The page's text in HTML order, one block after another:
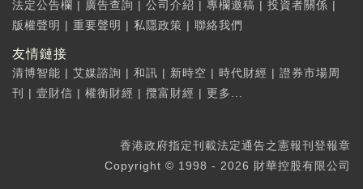
法定公告欄 | 廣告查詢 | 公司介紹 | 專欄邀稿 | 投資者關係 |
版權聲明 | 重要聲明 | 私隱政策 | 聯絡我們
友情鏈接
清博智能 | 艾媒諮詢 | 和訊 | 新時空 | 時代財經 | 證券市場周
刊
| 壹財信 | 權衡財經 | 攬富財經 | 更多...
香港政府指定刊載法定通告之憲報刊登報章
Copyright © 1998 - 2026 財華控股有限公司